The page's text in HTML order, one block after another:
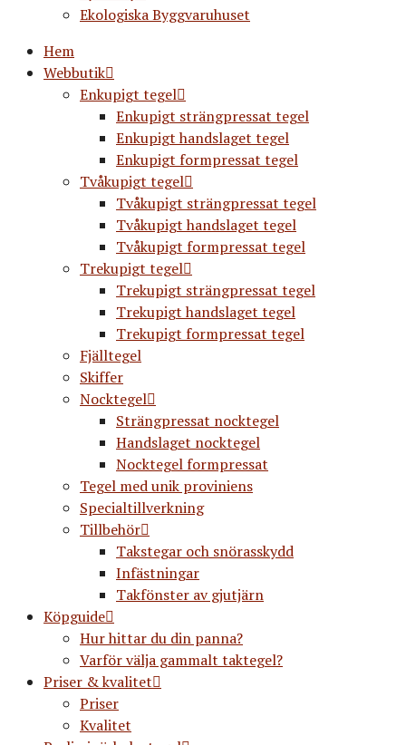
Ekologiska Byggvaruhuset
Hem
Webbutik
Enkupigt tegel
Enkupigt strängpressat tegel
Enkupigt handslaget tegel
Enkupigt formpressat tegel
Tvåkupigt tegel
Tvåkupigt strängpressat tegel
Tvåkupigt handslaget tegel
Tvåkupigt formpressat tegel
Trekupigt tegel
Trekupigt strängpressat tegel
Trekupigt handslaget tegel
Trekupigt formpressat tegel
Fjälltegel
Skiffer
Nocktegel
Strängpressat nocktegel
Handslaget nocktegel
Nocktegel formpressat
Tegel med unik proviniens
Specialtillverkning
Tillbehör
Takstegar och snörasskydd
Infästningar
Takfönster av gjutjärn
Köpguide
Hur hittar du din panna?
Varför välja gammalt taktegel?
Priser & kvalitet
Priser
Kvalitet